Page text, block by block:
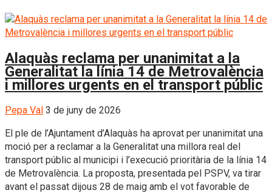
Alaquàs reclama per unanimitat a la
Generalitat la línia 14 de Metrovalència
i millores urgents en el transport públic
Pepa Val 3 de juny de 2026
El ple de l’Ajuntament d’Alaquàs ha aprovat per unanimitat una
moció per a reclamar a la Generalitat una millora real del
transport públic al municipi i l’execució prioritària de la línia 14
de Metrovalència. La proposta, presentada pel PSPV, va tirar
avant el passat dijous 28 de maig amb el vot favorable de